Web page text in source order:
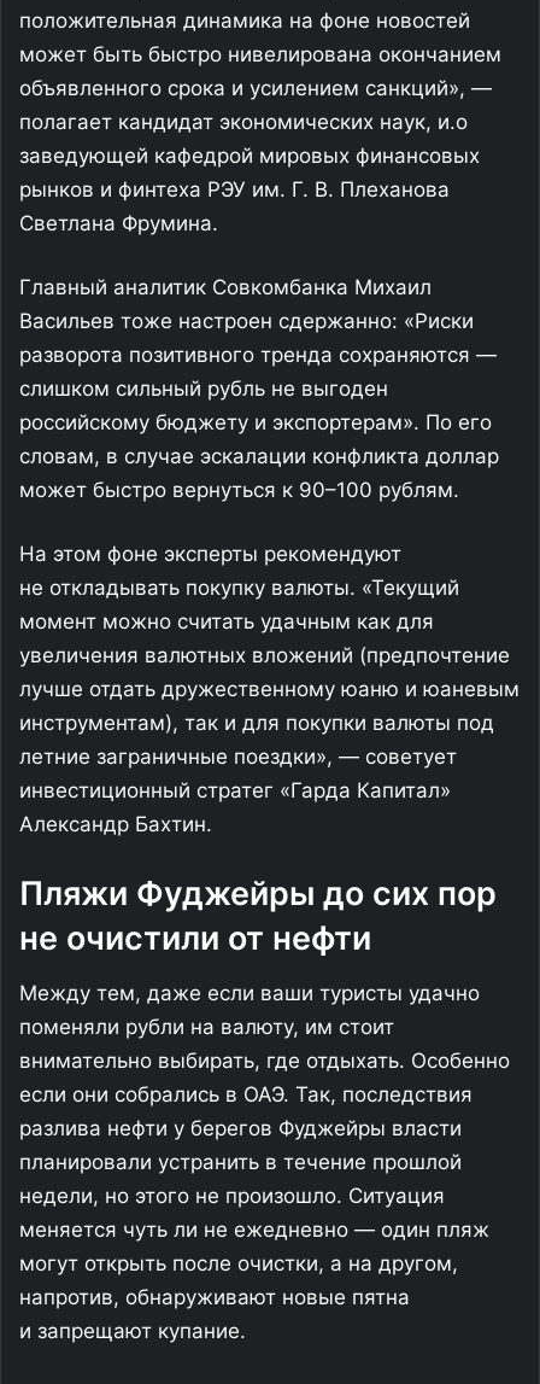
положительная динамика на фоне новостей
может быть быстро нивелирована окончанием
объявленного срока и усилением санкций», —
полагает кандидат экономических наук, и.о
заведующей кафедрой мировых финансовых
рынков и финтеха РЭУ им. Г. В. Плеханова
Светлана Фрумина.
Главный аналитик Совкомбанка Михаил
Васильев тоже настроен сдержанно: «Риски
разворота позитивного тренда сохраняются —
слишком сильный рубль не выгоден
российскому бюджету и экспортерам». По его
словам, в случае эскалации конфликта доллар
может быстро вернуться к 90–100 рублям.
На этом фоне эксперты рекомендуют
не откладывать покупку валюты. «Текущий
момент можно считать удачным как для
увеличения валютных вложений (предпочтение
лучше отдать дружественному юаню и юаневым
инструментам), так и для покупки валюты под
летние заграничные поездки», — советует
инвестиционный стратег «Гарда Капитал»
Александр Бахтин.
Пляжи Фуджейры до сих пор
не очистили от нефти
Между тем, даже если ваши туристы удачно
поменяли рубли на валюту, им стоит
внимательно выбирать, где отдыхать. Особенно
если они собрались в ОАЭ. Так, последствия
разлива нефти у берегов Фуджейры власти
планировали устранить в течение прошлой
недели, но этого не произошло. Ситуация
меняется чуть ли не ежедневно — один пляж
могут открыть после очистки, а на другом,
напротив, обнаруживают новые пятна
и запрещают купание.